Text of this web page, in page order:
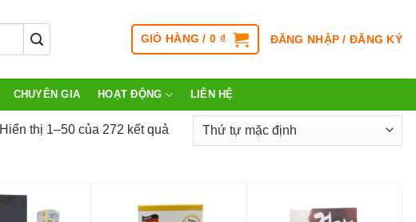
GIỎ HÀNG /0 ₫ ĐĂNG NHẬP / ĐĂNG KÝ
CHUYÊN GIA HOẠT ĐỘNG LIÊN HỆ
Hiển thị 1–50 của 272 kết quả